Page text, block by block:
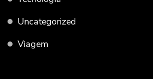
Uncategorized
Viagem